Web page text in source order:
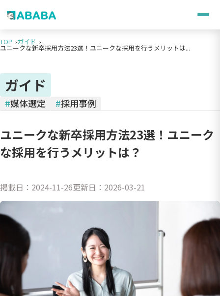
TOP ガイド
ユニークな新卒採用方法23選！ユニークな採用を行うメリットは...
ガイド
#媒体選定 #採用事例
ユニークな新卒採用方法23選！ユニーク
な採用を行うメリットは？
掲載日： 2024-11-26更新日： 2026-03-21